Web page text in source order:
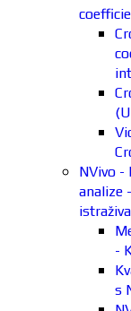
NVivo -
analize
-
s